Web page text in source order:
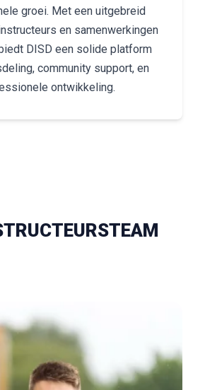
groei. Met een uitgebreid
en samenwerkingen
DISD een solide platform
community support, en
ontwikkeling.